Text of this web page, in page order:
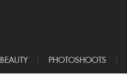
BEAUTY PHOTOSHOOTS